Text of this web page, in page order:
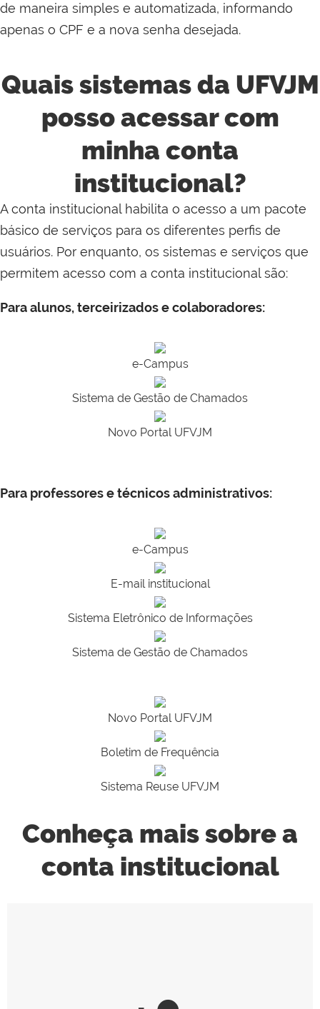
de maneira simples e automatizada, informando
apenas o CPF e a nova senha desejada.
Quais sistemas da UFVJM
posso acessar com
minha conta
institucional?
A conta institucional habilita o acesso a um pacote
básico de serviços para os diferentes perfis de
usuários. Por enquanto, os sistemas e serviços que
permitem acesso com a conta institucional são:
Para alunos, terceirizados e colaboradores:
e-Campus
Sistema de Gestão de Chamados
Novo Portal UFVJM
Para professores e técnicos administrativos:
e-Campus
E-mail institucional
Sistema Eletrônico de Informações
Sistema de Gestão de Chamados
Novo Portal UFVJM
Boletim de Frequência
Sistema Reuse UFVJM
Conheça mais sobre a
conta institucional